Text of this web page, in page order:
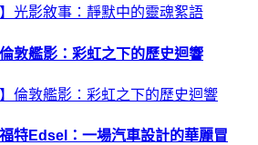
敦艦影：彩虹之下的歷史迴響
特Edsel：一場汽車設計的華麗冒